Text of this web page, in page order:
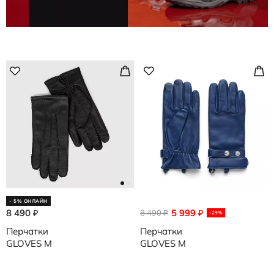
- 5% ОНЛАЙН
8 490 ₽
Перчатки
GLOVES M
5 999 ₽ -29%
8 490₽
Перчатки
GLOVES M